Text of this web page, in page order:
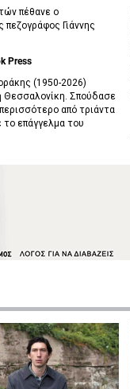
πέθανε ο
πεζογράφος Γιάννης
Press
(1950-2026)
Θεσσαλονίκη. Σπούδασε
περισσότερο από τριάντα
το επάγγελμα του